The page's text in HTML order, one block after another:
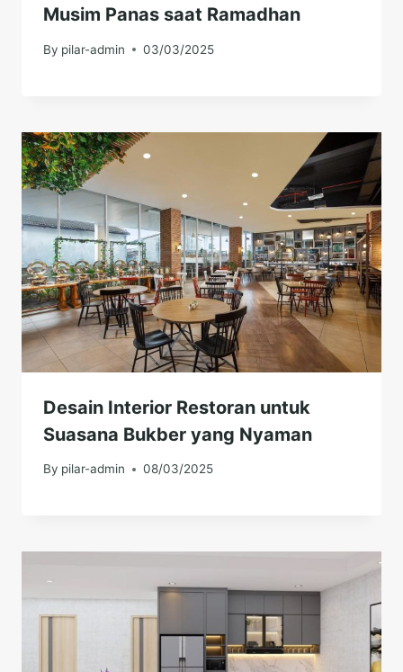
Musim Panas saat Ramadhan
By pilar-admin 03/03/2025
Desain Interior Restoran untuk
Suasana Bukber yang Nyaman
By pilar-admin 08/03/2025